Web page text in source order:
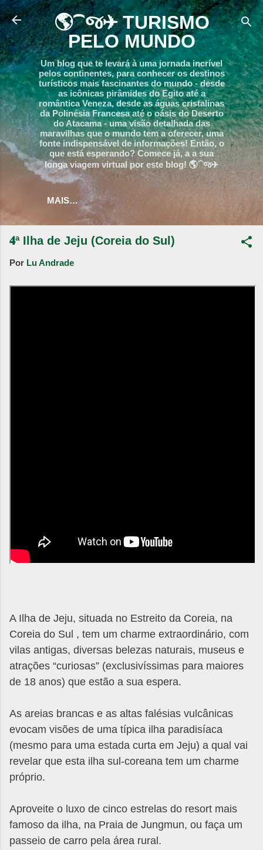
Pular para o conteúdo principal
🌎⁀જ✈︎ TURISMO
PELO MUNDO
Um blog que te levará à uma jornada incrível
pelos continentes, para conhecer os destinos
turísticos mais fascinantes do mundo - desde
as icônicas pirâmides do Egito até a
romântica Veneza, desde as águas cristalinas
da Polinésia Francesa até o oásis do Deserto
do Atacama - uma visão detalhada das
maravilhas que o mundo tem a oferecer, uma
fonte indispensável de informações! Então, o
que está esperando? Comece já, a a sua
longa viagem virtual por este blog! 🌎⁀જ✈︎
MAIS…
𝟒ª Ilha de Jeju (Coreia do Sul)
Por Lu Andrade
A Ilha de Jeju, situada no Estreito da Coreia, na
Coreia do Sul , tem um charme extraordinário, com
vilas antigas, diversas belezas naturais, museus e
atrações “curiosas” (exclusivíssimas para maiores
de 18 anos) que estão a sua espera.
As areias brancas e as altas falésias vulcânicas
evocam visões de uma típica ilha paradisíaca
(mesmo para uma estada curta em Jeju) a qual vai
revelar que esta ilha sul-coreana tem um charme
próprio.
Aproveite o luxo de cinco estrelas do resort mais
famoso da ilha, na Praia de Jungmun, ou faça um
passeio de carro pela área rural.